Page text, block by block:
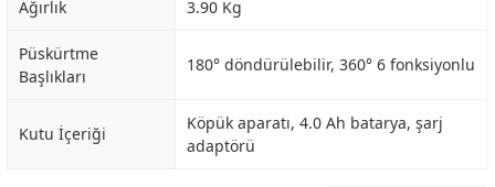
Ağırlık 3.90 Kg
Püskürtme
Başlıkları
180° döndürülebilir, 360° 6 fonksiyonlu
Kutu İçeriği
Köpük aparatı, 4.0 Ah batarya, şarj
adaptörü